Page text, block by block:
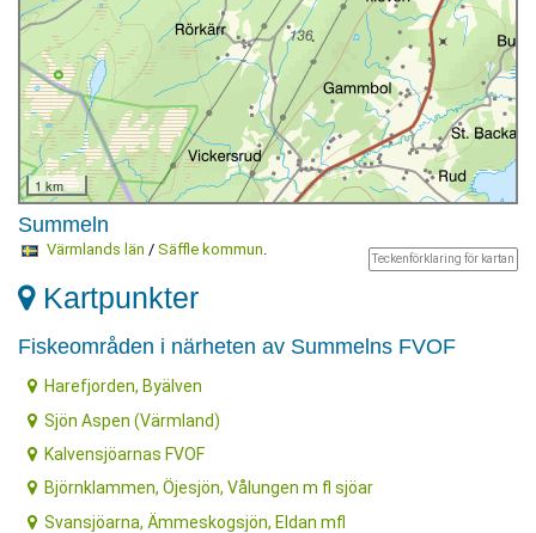
1 km
Summeln
Teckenförklaring för kartan
Värmlands län / Säffle kommun.
Kartpunkter
Fiskeområden i närheten av Summelns FVOF
Harefjorden, Byälven
Sjön Aspen (Värmland)
Kalvensjöarnas FVOF
Björnklammen, Öjesjön, Vålungen m fl sjöar
Svansjöarna, Ämmeskogsjön, Eldan mfl